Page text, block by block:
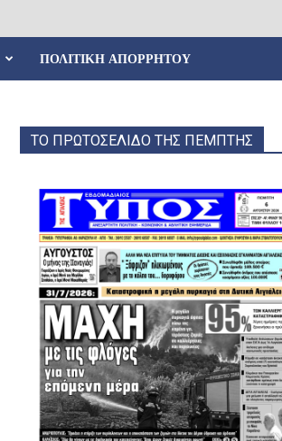
ΠΟΛΙΤΙΚΉ ΑΠΟΡΡΉΤΟΥ
ΤΟ ΠΡΩΤΟΣΕΛΙΔΟ ΤΗΣ ΠΕΜΠΤΗΣ